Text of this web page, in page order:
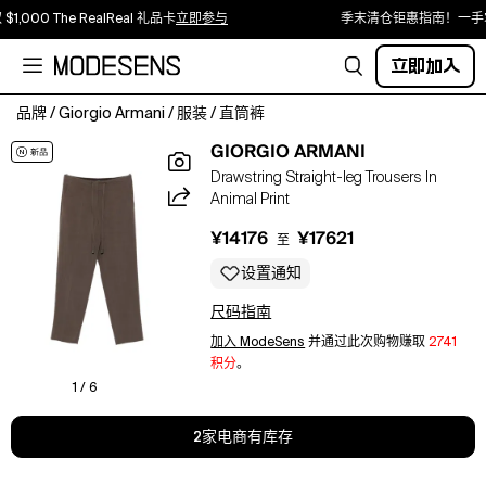
The RealReal 礼品卡立即参与 季末清仓钜惠指南！一手
立即加入
品牌 / Giorgio Armani / 服装 / 直筒裤
drawstring
fastening
pockets
straight
pressed
1 / 6
GIORGIO ARMANI
Drawstring Straight-leg Trousers In
Animal Print
¥14176 至 ¥17621
设置通知
尺码指南
加入 ModeSens 并通过此次购物赚取2741
积分。
2家电商有库存